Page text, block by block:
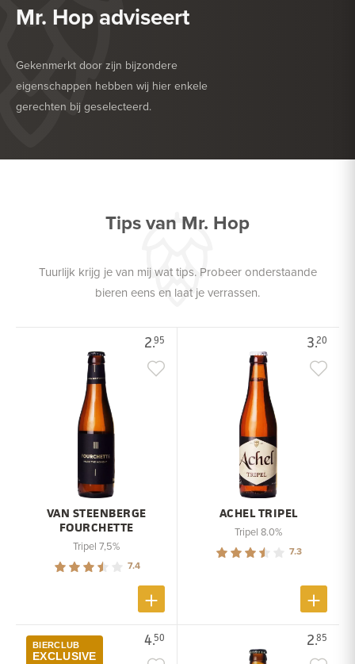
Mr. Hop adviseert
Gekenmerkt door zijn bijzondere
eigenschappen hebben wij hier enkele
gerechten bij geselecteerd.
HEERLIJK BIJ
Tips van Mr. Hop
Tuurlijk krijg je van mij wat tips. Probeer onderstaande
bieren eens en laat je verrassen.
2.95
VAN STEENBERGE
FOURCHETTE
Tripel 7,5%
7.4
3.20
ACHEL TRIPEL
Tripel 8.0%
7.3
4.50
BIERCLUB
EXCLUSIVE
2.85